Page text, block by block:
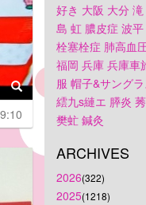
好き 大阪 大分 滝
島 虹 膿皮症 波平
栓塞栓症 肺高血
福岡 兵庫 兵庫車
服 帽子&サングラ
繧九s縺エ 膵炎
樊虻 鍼灸
ARCHIVES
2026(322)
2025(1218)